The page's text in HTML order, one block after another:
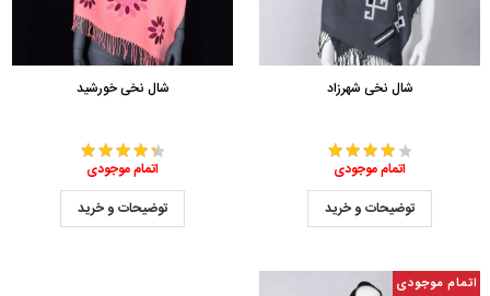
شال نخی شهرزاد
اتمام موجودی
توضیحات و خرید
شال نخی خورشید
اتمام موجودی
توضیحات و خرید
اتمام موجودی